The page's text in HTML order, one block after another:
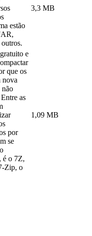
estão
3,3 MB
e
que os
nova
não
as
por
se
é o 7Z,
Zip, o
1,09 MB